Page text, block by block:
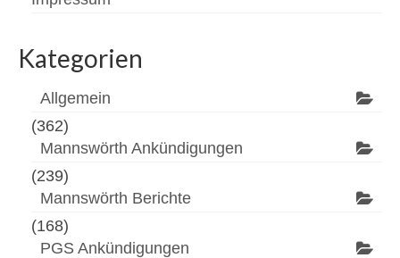
Kategorien
Allgemein
(362)
Mannswörth Ankündigungen
(239)
Mannswörth Berichte
(168)
PGS Ankündigungen